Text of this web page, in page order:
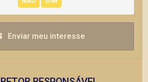
Enviar meu interesse